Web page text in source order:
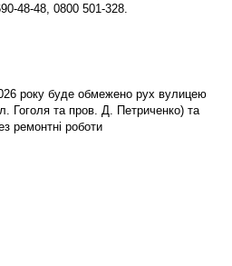
48-48, 0800 501-328.
року буде обмежено рух вулицею
Гоголя та пров. Д. Петриченко) та
ремонтні роботи